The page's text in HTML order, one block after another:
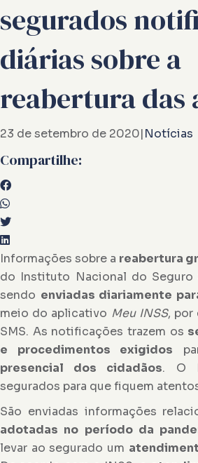
segurados
diárias sobre a
reabertura das
23 de setembro de 2020|Notícias
Compartilhe:
Informações sobre a reabertura
do Instituto Nacional do Seguro
sendo enviadas diariamente
meio do aplicativo Meu INSS, por
SMS. As notificações trazem os
e procedimentos exigidos
presencial dos cidadãos. O
segurados para que fiquem
São enviadas informações
adotadas no período da
levar ao segurado um